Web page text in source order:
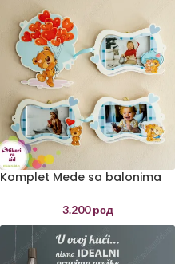
Komplet Mede sa balonima
3.200рсд